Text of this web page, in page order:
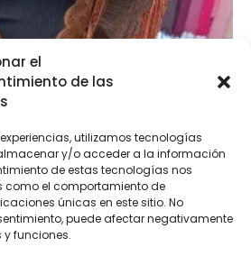
el
de las
utilizamos tecnologías
y/o acceder a la información
de estas tecnologías nos
como el comportamiento de
únicas en este sitio. No
puede afectar negativamente
funciones.